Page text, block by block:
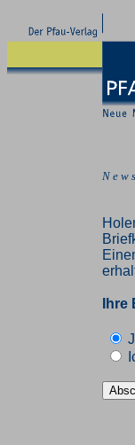
N e w